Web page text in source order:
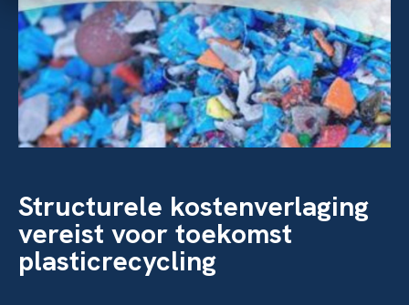
Structurele kostenverlaging
vereist voor toekomst
plasticrecycling